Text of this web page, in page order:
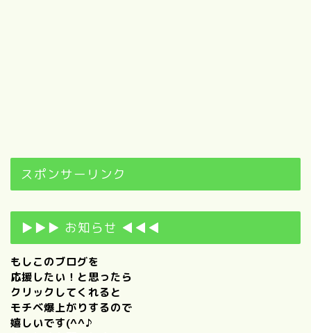
スポンサーリンク
▶▶▶ お知らせ ◀◀◀
もしこのブログを
応援したい！と思ったら
クリックしてくれると
モチベ爆上がりするので
嬉しいです(^^♪